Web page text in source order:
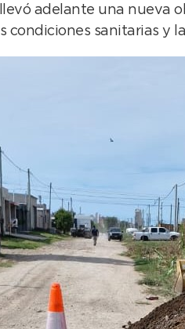
adelante una nueva
condiciones sanitarias y